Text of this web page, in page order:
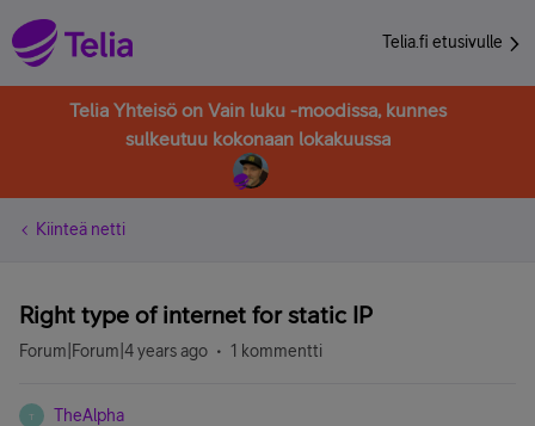
Telia.fi etusivulle
Telia Yhteisö on Vain luku -moodissa, kunnes
sulkeutuu kokonaan lokakuussa
Kiinteä netti
Right type of internet for static IP
Forum|Forum|4 years ago 1 kommentti
T TheAlpha